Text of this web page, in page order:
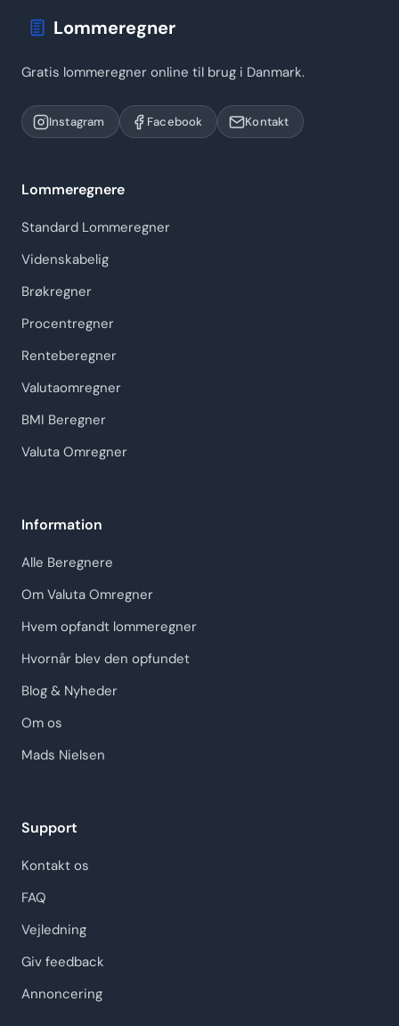
Lommeregner
Gratis lommeregner online til brug i Danmark.
Instagram Facebook Kontakt
Lommeregnere
Standard Lommeregner
Videnskabelig
Brøkregner
Procentregner
Renteberegner
Valutaomregner
BMI Beregner
Valuta Omregner
Information
Alle Beregnere
Om Valuta Omregner
Hvem opfandt lommeregner
Hvornår blev den opfundet
Blog & Nyheder
Om os
Mads Nielsen
Support
Kontakt os
FAQ
Vejledning
Giv feedback
Annoncering